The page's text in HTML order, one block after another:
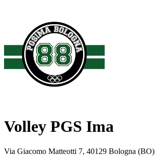
Volley PGS Ima
Via Giacomo Matteotti 7, 40129 Bologna (BO)